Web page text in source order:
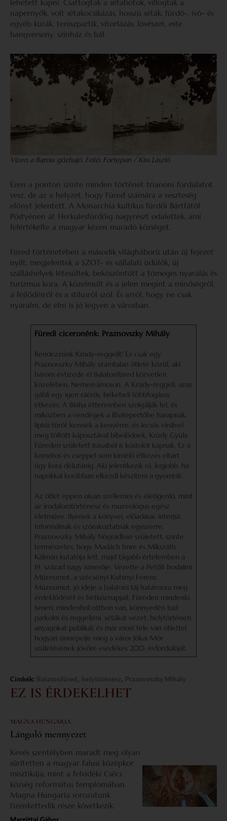
lehetett kapni. Csattogtak a sétabotok, villogtak a
napernyők, volt sétakocsikázás, hosszú séták, fürdő-, ivó- és
egyéb kúrák, teniszpartik, vitorlázás, lövészet, este
hangverseny, színház és bál.
Vízen a Baross gőzhajó. Fotó: Fortepan / Kiss László
Ezen a ponton szinte minden történet trianoni fordulatot
vesz, de az a helyzet, hogy Füred számára a veszteség
előnyt jelentett. A Monarchia kultikus fürdői Bártfától
Pöstyénen át Herkulesfürdőig nagyrészt odalettek, ami
felértékelte a magyar kézen maradó községet.
Füred történetében a második világháború után új fejezet
nyílt, megjelentek a SZOT- és vállalati üdülők, új
szálláshelyek létesültek, beköszöntött a tömeges nyaralás és
turizmus kora. A közelmúlt és a jelen megint a minőségről,
a fejlődésről és a stílusról szól. És arról, hogy ne csak
nyaralni, de élni is jó legyen a városban.
Füredi ciceronénk: Praznovszky Mihály
Rendezzünk Krúdy-reggelit! Ez csak egy
Praznovszky Mihály számtalan ötlete közül, aki
három évtizede él Balatonfüred közvetlen
közelében, Nemesvámoson. A Krúdy-reggeli, azaz
gábli egy igen ráérős, békebeli többfogásos
étkezés. A Blaha étteremben szolgálják fel, és
miközben a vendégek a libatepertőbe harapnak,
liptói túrót kennek a kenyérre, és lecsós virslivel
meg töltött káposztával bíbelődnek, Krúdy Gyula
Füreden született írásaiból is kóstolót kapnak. Ez a
komótos és cseppet sem kímélő étkezés eltart
úgy kora délutánig. Aki jelentkezik rá, legjobb, ha
napokkal korábban elkezdi készíteni a gyomrát.
Az ötlet éppen olyan szellemes és életigenlő, mint
az irodalomtörténész és muzeológus egész
életműve. Ilyenek a könyvei, előadásai, interjúi.
Informálnak és szórakoztatnak egyszerre.
Praznovszky Mihály Nógrádban született, szinte
természetes, hogy Madách Imre és Mikszáth
Kálmán kutatója lett, majd tágabb értelemben a
19. század nagy ismerője. Vezette a Petőfi Irodalmi
Múzeumot, a szécsényi Kubinyi Ferenc
Múzeumot, jó ideje a balatoni táj határozza meg
érdeklődését és hétköznapjait. Füreden mindenki
ismeri, mindenhol otthon van, könnyedén tud
parkolni és reggelizni, sétákat vezet, helytörténeti
anyagokat publikál, és már most tele van ötlettel,
hogyan ünnepelje meg a város Jókai Mór
születésének jövőre esedékes 200. évfordulóját.
Címkék: , ,
EZ IS ÉRDEKELHET
MAGNA HUNGARIA
Lángoló mennyezet
Kevés szentélyben maradt meg olyan
sűrítetten a magyar falusi középkor
misztikája, mint a felvidéki Csécs
község református templomában.
Magna Hungaria sorozatunk
tizenkettedik része következik.